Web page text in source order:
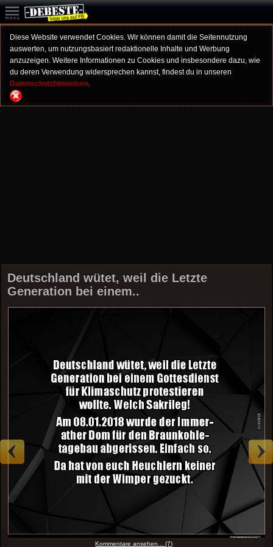
Diese Website verwendet Cookies. Wir können damit die Seitennutzung
auswerten, um nutzungsbasiert redaktionelle Inhalte und Werbung
anzuzeigen. Weitere Informationen zu Cookies und insbesondere dazu, wie
du deren Verwendung widersprechen kannst, findest du in unseren
Datenschutzhinweisen.
Deutschland wütet, weil die Letzte
Generation bei einem..
Kommentare ansehen... (7)